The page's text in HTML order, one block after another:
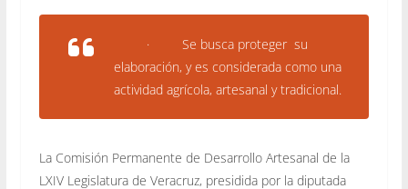
· Se busca proteger su
elaboración, y es considerada como una
actividad agrícola, artesanal y tradicional.
La Comisión Permanente de Desarrollo Artesanal de la
LXIV Legislatura de Veracruz, presidida por la diputada